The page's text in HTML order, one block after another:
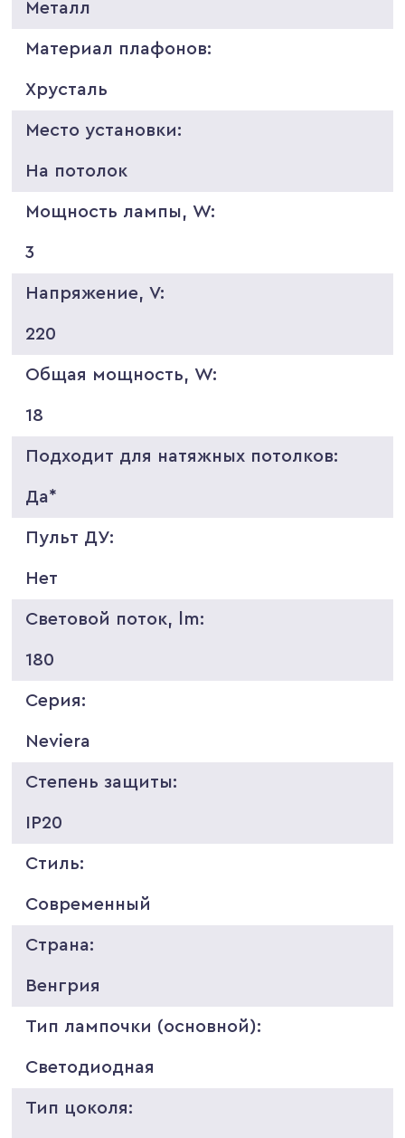
Металл
Материал плафонов:
Хрусталь
Место установки:
На потолок
Мощность лампы, W:
3
Напряжение, V:
220
Общая мощность, W:
18
Подходит для натяжных потолков:
Да*
Пульт ДУ:
Нет
Световой поток, lm:
180
Серия:
Neviera
Степень защиты:
IP20
Стиль:
Современный
Страна:
Венгрия
Тип лампочки (основной):
Светодиодная
Тип цоколя: